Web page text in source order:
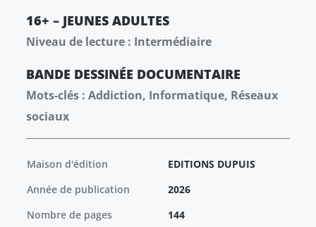
16+ – JEUNES ADULTES
Niveau de lecture : Intermédiaire
BANDE DESSINÉE DOCUMENTAIRE
Mots-clés : Addiction, Informatique, Réseaux
sociaux
Maison d'édition
EDITIONS DUPUIS
Année de publication
2026
Nombre de pages
144